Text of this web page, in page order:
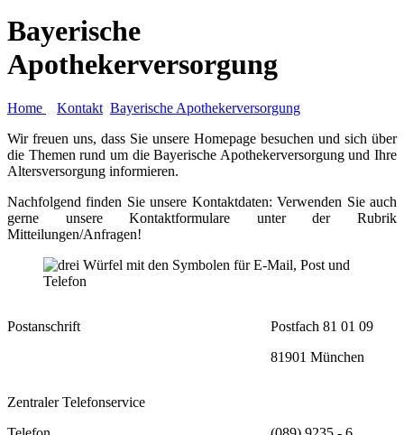
Bayerische
Apothekerversorgung
Home Kontakt Bayerische Apothekerversorgung
Wir freuen uns, dass Sie unsere Homepage besuchen und sich über
die Themen rund um die Bayerische Apothekerversorgung und Ihre
Altersversorgung informieren.
Nachfolgend finden Sie unsere Kontaktdaten: Verwenden Sie auch
gerne unsere Kontaktformulare unter der Rubrik
Mitteilungen/Anfragen!
Postanschrift
Postfach 81 01 09
81901 München
Zentraler Telefonservice